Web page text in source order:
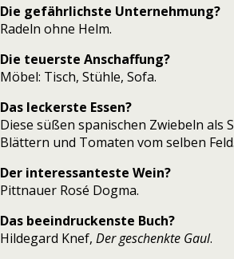
Die gefährlichste Unternehmung?
Radeln ohne Helm.
Die teuerste Anschaffung?
Möbel: Tisch, Stühle, Sofa.
Das leckerste Essen?
Diese süßen spanischen Zwiebeln als
Blättern und Tomaten vom selben Feld.
Der interessanteste Wein?
Pittnauer Rosé Dogma.
Das beeindruckenste Buch?
Hildegard Knef, Der geschenkte Gaul.